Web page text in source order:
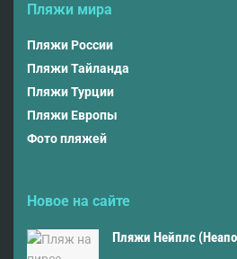
Пляжи мира
Пляжи России
Пляжи Тайланда
Пляжи Турции
Пляжи Европы
Фото пляжей
Новое на сайте
Пляжи Нейплс